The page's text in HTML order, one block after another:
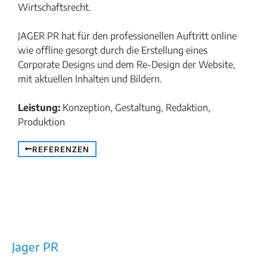
Wirtschaftsrecht.
JAGER PR hat für den professionellen Auftritt online
wie offline gesorgt durch die Erstellung eines
Corporate Designs und dem Re-Design der Website,
mit aktuellen Inhalten und Bildern.
Leistung: Konzeption, Gestaltung, Redaktion,
Produktion
REFERENZEN
Jager PR
Rechtes Salzachufer 42/Top 10a